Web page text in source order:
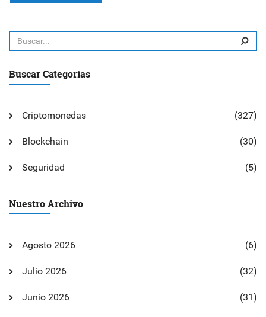
Buscar Categorías
Criptomonedas (327)
Blockchain (30)
Seguridad (5)
Nuestro Archivo
Agosto 2026 (6)
Julio 2026 (32)
Junio 2026 (31)